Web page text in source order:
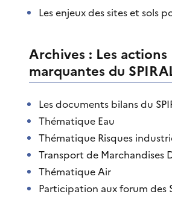
Les enjeux des sites et sols
Archives : Les actions
marquantes du
Les documents bilans du
Thématique Eau
Thématique Risques
Transport de Marchandises
Thématique Air
Participation aux forum des